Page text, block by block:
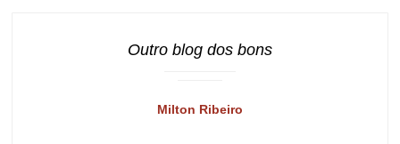
Outro blog dos bons
Milton Ribeiro